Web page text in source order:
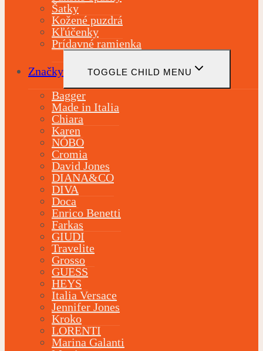
Šatky
Kožené puzdrá
Kľúčenky
Prídavné ramienka
Značky TOGGLE CHILD MENU
Bagger
Made in Italia
Chiara
Karen
NÓBO
Cromia
David Jones
DIANA&CO
DIVA
Doca
Enrico Benetti
Farkas
GIUDI
Travelite
Grosso
GUESS
HEYS
Italia Versace
Jennifer Jones
Kroko
LORENTI
Marina Galanti